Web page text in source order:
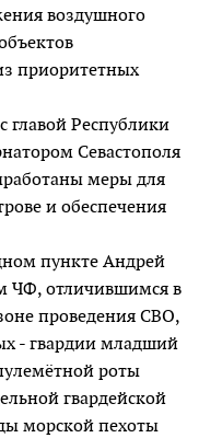
воздушного
приоритетных
главой Респуб­лики
Севастополя
меры для
и обеспечения
пункте Андрей
ЧФ, отличившимся в
проведения СВО,
- гвардии младший
роты
гвардейской
морской пехоты